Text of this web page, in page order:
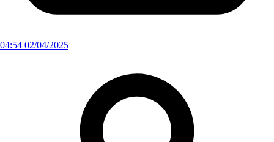
04:54 02/04/2025